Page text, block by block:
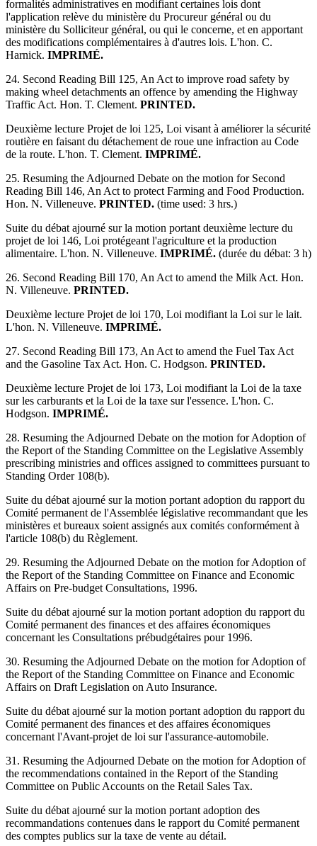
formalités administratives en modifiant certaines lois dont
l'application relève du ministère du Procureur général ou du
ministère du Solliciteur général, ou qui le concerne, et en apportant
des modifications complémentaires à d'autres lois. L'hon. C.
Harnick. IMPRIMÉ.
24. Second Reading Bill 125, An Act to improve road safety by
making wheel detachments an offence by amending the Highway
Traffic Act. Hon. T. Clement. PRINTED.
Deuxième lecture Projet de loi 125, Loi visant à améliorer la sécurité
routière en faisant du détachement de roue une infraction au Code
de la route. L'hon. T. Clement. IMPRIMÉ.
25. Resuming the Adjourned Debate on the motion for Second
Reading Bill 146, An Act to protect Farming and Food Production.
Hon. N. Villeneuve. PRINTED. (time used: 3 hrs.)
Suite du débat ajourné sur la motion portant deuxième lecture du
projet de loi 146, Loi protégeant l'agriculture et la production
alimentaire. L'hon. N. Villeneuve. IMPRIMÉ. (durée du débat: 3 h)
26. Second Reading Bill 170, An Act to amend the Milk Act. Hon.
N. Villeneuve. PRINTED.
Deuxième lecture Projet de loi 170, Loi modifiant la Loi sur le lait.
L'hon. N. Villeneuve. IMPRIMÉ.
27. Second Reading Bill 173, An Act to amend the Fuel Tax Act
and the Gasoline Tax Act. Hon. C. Hodgson. PRINTED.
Deuxième lecture Projet de loi 173, Loi modifiant la Loi de la taxe
sur les carburants et la Loi de la taxe sur l'essence. L'hon. C.
Hodgson. IMPRIMÉ.
28. Resuming the Adjourned Debate on the motion for Adoption of
the Report of the Standing Committee on the Legislative Assembly
prescribing ministries and offices assigned to committees pursuant to
Standing Order 108(b).
Suite du débat ajourné sur la motion portant adoption du rapport du
Comité permanent de l'Assemblée législative recommandant que les
ministères et bureaux soient assignés aux comités conformément à
l'article 108(b) du Règlement.
29. Resuming the Adjourned Debate on the motion for Adoption of
the Report of the Standing Committee on Finance and Economic
Affairs on Pre-budget Consultations, 1996.
Suite du débat ajourné sur la motion portant adoption du rapport du
Comité permanent des finances et des affaires économiques
concernant les Consultations prébudgétaires pour 1996.
30. Resuming the Adjourned Debate on the motion for Adoption of
the Report of the Standing Committee on Finance and Economic
Affairs on Draft Legislation on Auto Insurance.
Suite du débat ajourné sur la motion portant adoption du rapport du
Comité permanent des finances et des affaires économiques
concernant l'Avant-projet de loi sur l'assurance-automobile.
31. Resuming the Adjourned Debate on the motion for Adoption of
the recommendations contained in the Report of the Standing
Committee on Public Accounts on the Retail Sales Tax.
Suite du débat ajourné sur la motion portant adoption des
recommandations contenues dans le rapport du Comité permanent
des comptes publics sur la taxe de vente au détail.